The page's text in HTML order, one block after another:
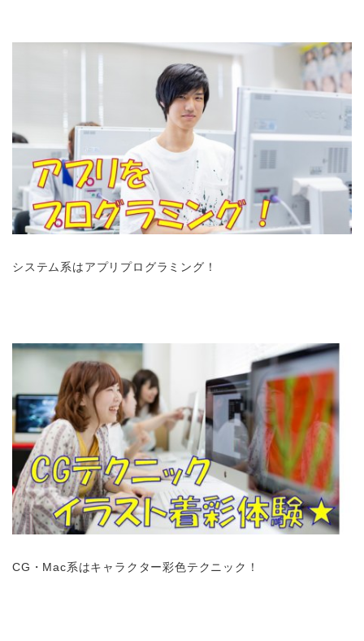
システム系はアプリプログラミング！
CG・Mac系はキャラクター彩色テクニック！